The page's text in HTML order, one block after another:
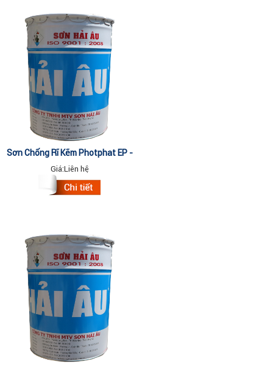
Sơn Chống Rĩ Kẽm Photphat EP -
702 (1 Lít)
Giá:Liên hệ